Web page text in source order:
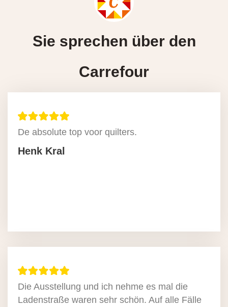
Sie sprechen über den
Carrefour
De absolute top voor quilters.
Henk Kral
Die Ausstellung und ich nehme es mal die
Ladenstraße waren sehr schön. Auf alle Fälle